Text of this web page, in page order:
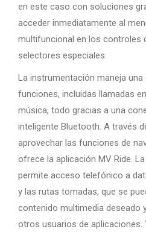
en este caso con soluciones
acceder inmediatamente al
multifuncional en los controles
selectores especiales.
La instrumentación maneja una
funciones, incluidas llamadas
música, todo gracias a una
inteligente Bluetooth. A través
aprovechar las funciones de
ofrece la aplicación MV Ride.
permite acceso telefónico a
y las rutas tomadas, que se
contenido multimedia deseado
otros usuarios de